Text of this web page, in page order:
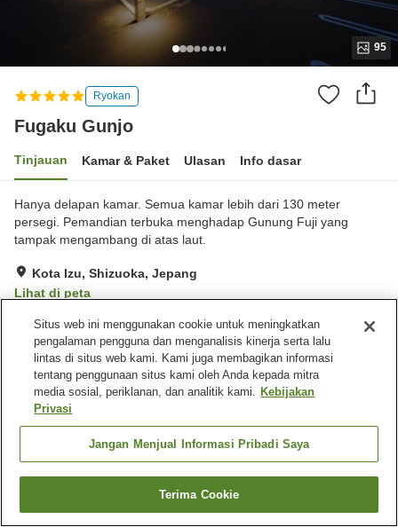
95
Ryokan
Fugaku Gunjo
Tinjauan Kamar & Paket Ulasan Info dasar
Hanya delapan kamar. Semua kamar lebih dari 130 meter
persegi. Pemandian terbuka menghadap Gunung Fuji yang
tampak mengambang di atas laut.
Kota Izu, Shizuoka, Jepang
Lihat di peta
Luar biasa Ulasan:106
Fasilitas properti
Wi-Fi
Mata air panas di dalam
Beranda Jepang Shizuoka Kota Izu Fugaku Gunjo
Cari kamar
Situs web ini menggunakan cookie untuk meningkatkan
pengalaman pengguna dan menganalisis kinerja serta lalu
lintas di situs web kami. Kami juga membagikan informasi
tentang penggunaan situs kami oleh Anda kepada mitra
media sosial, periklanan, dan analitik kami. Kebijakan
Privasi
Jangan Menjual Informasi Pribadi Saya
Terima Cookie